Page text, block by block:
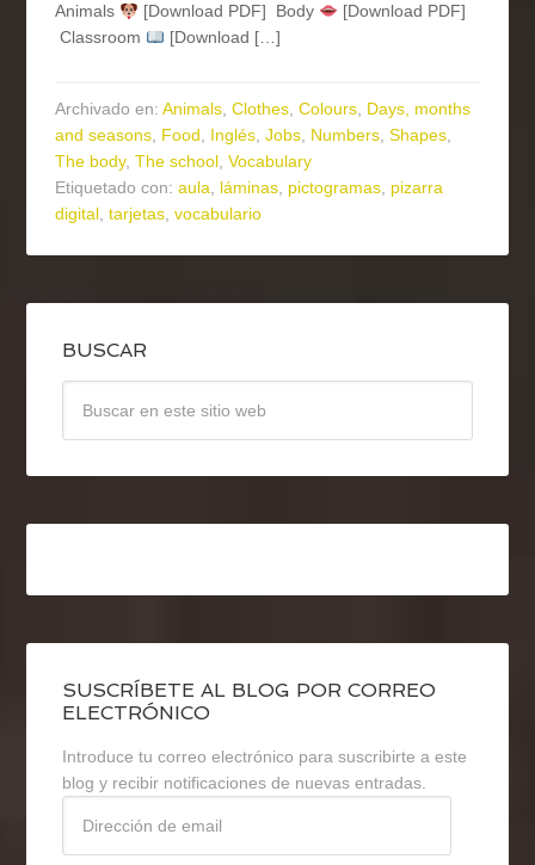
Animals
[Download PDF] Body
[Download PDF]
Classroom
[Download […]
Archivado en:Animals,Clothes,Colours, Days, months
and seasons, Food, Inglés,Jobs, Numbers,Shapes,
The body,The school,Vocabulary
Etiquetado con:aula, láminas, pictogramas, pizarra
digital,tarjetas,vocabulario
BUSCAR
SUSCRÍBETE AL BLOG POR CORREO
ELECTRÓNICO
Introduce tu correo electrónico para suscribirte a este
blog y recibir notificaciones de nuevas entradas.
email